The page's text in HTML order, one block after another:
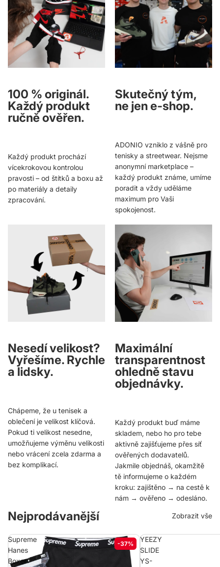
100 % originál.
Každý produkt
ručně ověřen.
Každý produkt prochází
vícekrokovou kontrolou
pravosti – od štítků a boxu až
po materiály a detaily
zpracování.
Skutečný tým,
ne jen e-shop.
ADONIO vzniklo z vášně pro
tenisky a streetwear. Nejsme
anonymní marketplace –
každý produkt známe, umíme
poradit a vždy uděláme
maximum pro Vaši
spokojenost.
Nesedí velikost?
Vyřešíme. Rychle
a lidsky.
Chápeme, že u tenisek a
oblečení je velikost klíčová.
Pokud ti velikost nesedne,
umožňujeme výměnu velikosti
nebo vrácení zcela zdarma a
bez komplikací.
Maximální
transparentnost
ohledně stavu
objednávky.
Každý produkt buď máme
skladem, nebo ho pro tebe
aktivně zajišťujeme přes síť
ověřených dodavatelů.
Jakmile objednáš, okamžitě
tě informujeme o každém
kroku: zajištěno → na cestě k
nám → ověřeno → odesláno.
Nejprodávanější Zobrazit vše
Supreme
Hanes
Boxer
-37%
YEEZY
SLIDE
YS-